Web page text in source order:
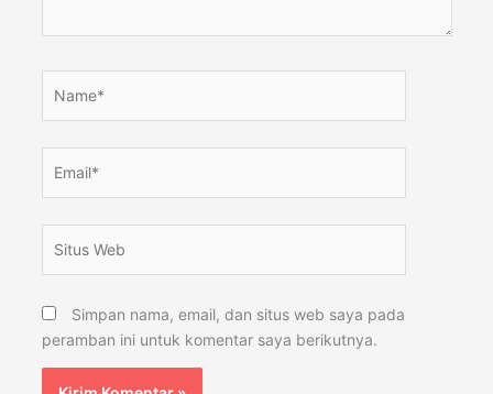
Web
Simpan nama, email, dan situs web saya pada
peramban ini untuk komentar saya berikutnya.